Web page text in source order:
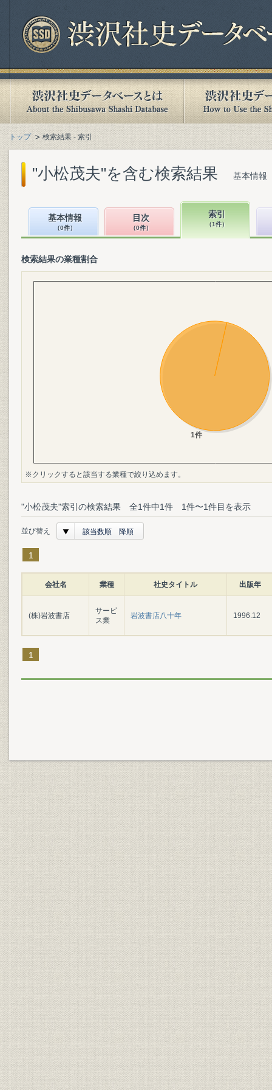
トップ 検索結果 - 索引
"小松茂夫"を含む検索結果 基本情報
基本情報
（0件）
目次
（0件）
索引
（1件）
検索結果の業種割合
※クリックすると該当する業種で絞り込めます。
"小松茂夫"索引の検索結果 全1件中1件 1件〜1件目を表示
並び替え 該当数順 降順
1
会社名 業種 社史タイトル 出版年
(株)岩波書店
サービ
ス業
岩波書店八十年 1996.12
1